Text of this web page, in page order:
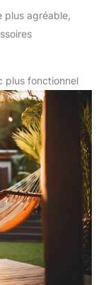
agréable,
plus fonctionnel